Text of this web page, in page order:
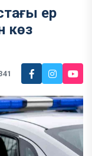
ер
көз